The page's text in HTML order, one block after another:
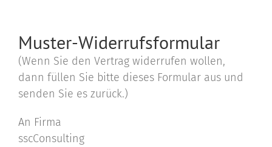
Muster-Widerrufsformular
(Wenn Sie den Vertrag widerrufen wollen,
dann füllen Sie bitte dieses Formular aus und
senden Sie es zurück.)
An Firma
sscConsulting